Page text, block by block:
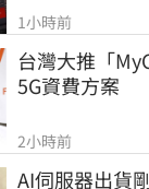
1小時前
台灣大推「
5G資費方案
2小時前
AI伺服器出貨